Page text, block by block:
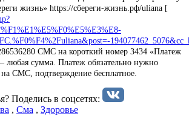
жизнь» https://сбереги-жизнь.рф/uliana [
СМС на короткий номер 3434 «Платеж
любая сумма. Платеж обязательно нужно
на СМС, подтверждение бесплатное.
Поделиcь в соцсетях:
, Сма , Здоровье